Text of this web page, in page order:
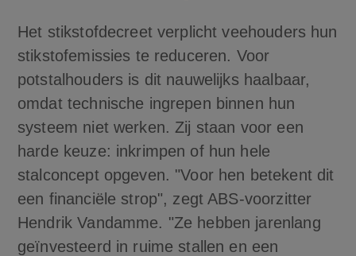
Het stikstofdecreet verplicht veehouders hun
stikstofemissies te reduceren. Voor
potstalhouders is dit nauwelijks haalbaar,
omdat technische ingrepen binnen hun
systeem niet werken. Zij staan voor een
harde keuze: inkrimpen of hun hele
stalconcept opgeven. "Voor hen betekent dit
een financiële strop", zegt ABS-voorzitter
Hendrik Vandamme. "Ze hebben jarenlang
geïnvesteerd in ruime stallen en een